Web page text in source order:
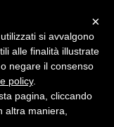
×
si avvalgono
alle finalità illustrate
negare il consenso
policy.
pagina, cliccando
altra maniera,